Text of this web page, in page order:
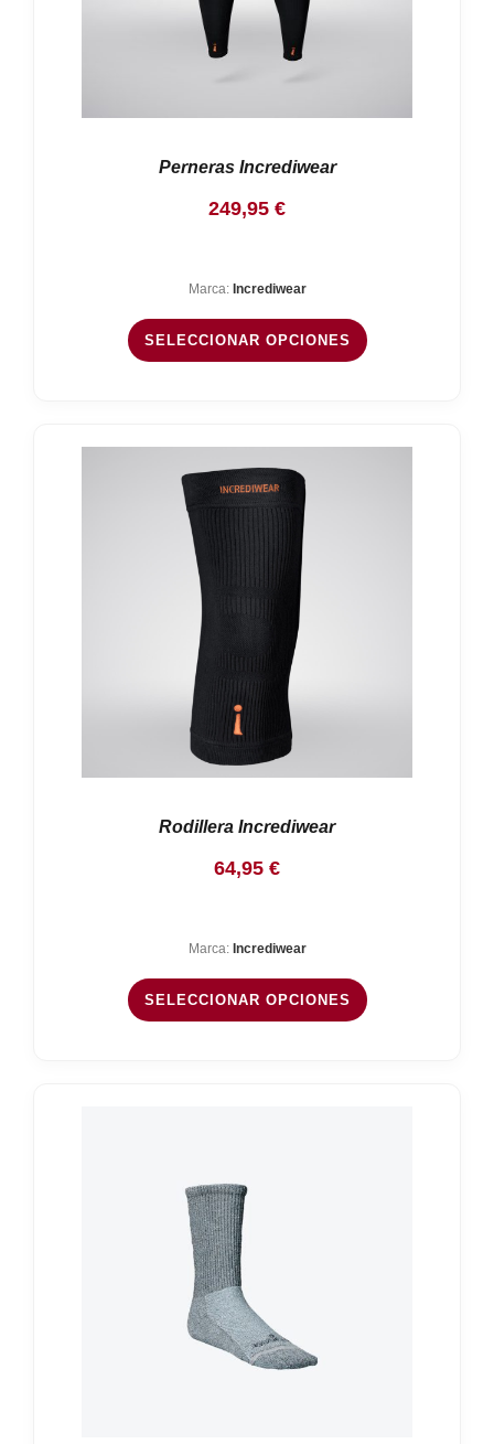
Perneras Incrediwear
249,95 €
Marca: Incrediwear
SELECCIONAR OPCIONES
Rodillera Incrediwear
64,95 €
Marca: Incrediwear
SELECCIONAR OPCIONES